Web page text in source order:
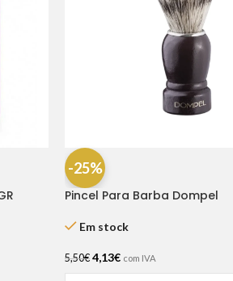
-25%
Pincel Para Barba Dompel
Em stock
5,50€ 4,13€ com IVA